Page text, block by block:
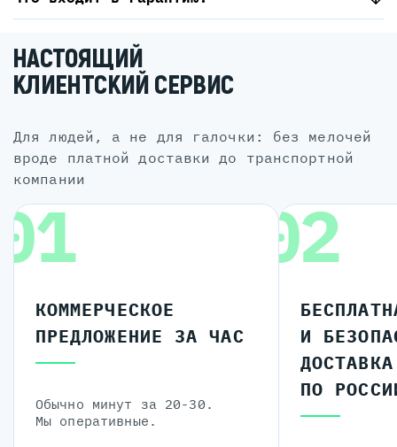
НАСТОЯЩИЙ
КЛИЕНТСКИЙ СЕРВИС
для людей, а не для галочки: без мелочей
вроде платной доставки до транспортной
компании
КОММЕРЧЕСКОЕ
ПРЕДЛОЖЕНИЕ ЗА ЧАС
Обычно минут за 20-30.
Мы оперативные.
02
И
ДОСТАВКА
ПО